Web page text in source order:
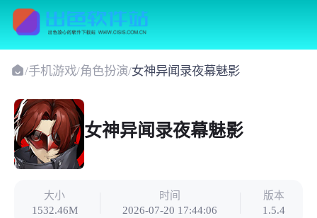
/手机游戏/角色扮演/女神异闻录夜幕魅影
女神异闻录夜幕魅影
大小
1532.46M
时间
2026-07-20 17:44:06
版本
1.5.4